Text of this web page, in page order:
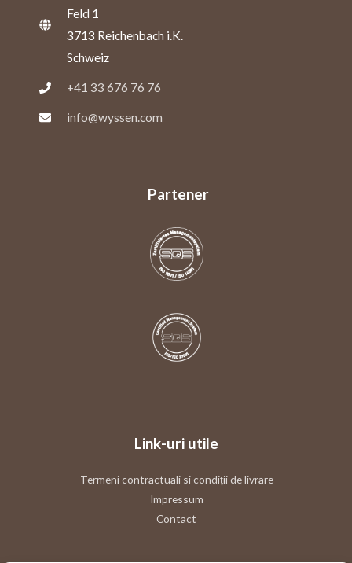
Feld 1
3713 Reichenbach i.K.
Schweiz
+41 33 676 76 76
info@wyssen.com
Partener
Link-uri utile
Termeni contractuali si condiții de livrare
Impressum
Contact